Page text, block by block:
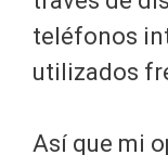
teléfonos
utilizados
Así que mi